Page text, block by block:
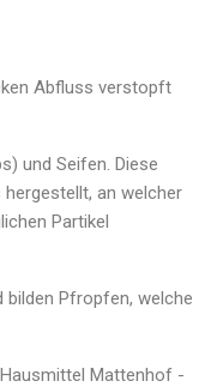
Abfluss verstopft
und Seifen. Diese
an welcher
Partikel
bilden Pfropfen, welche
Mattenhof -